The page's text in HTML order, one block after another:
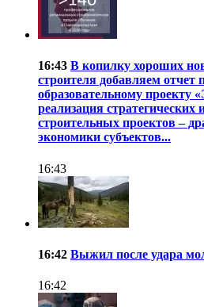
16:43 В копилку хороших
строителя добавляем
образовательному проекту
реализация стратегических
строительных проектов –
экономики субъектов...
16:43
16:42 Выжил после удара
16:42